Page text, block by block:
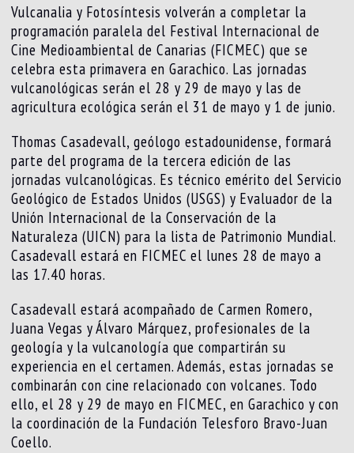
Vulcanalia y Fotosíntesis volverán a completar la
programación paralela del Festival Internacional de
Cine Medioambiental de Canarias (FICMEC) que se
celebra esta primavera en Garachico. Las jornadas
vulcanológicas serán el 28 y 29 de mayo y las de
agricultura ecológica serán el 31 de mayo y 1 de junio.
Thomas Casadevall, geólogo estadounidense, formará
parte del programa de la tercera edición de las
jornadas vulcanológicas. Es técnico emérito del Servicio
Geológico de Estados Unidos (USGS) y Evaluador de la
Unión Internacional de la Conservación de la
Naturaleza (UICN) para la lista de Patrimonio Mundial.
Casadevall estará en FICMEC el lunes 28 de mayo a
las 17.40 horas.
Casadevall estará acompañado de Carmen Romero,
Juana Vegas y Álvaro Márquez, profesionales de la
geología y la vulcanología que compartirán su
experiencia en el certamen. Además, estas jornadas se
combinarán con cine relacionado con volcanes. Todo
ello, el 28 y 29 de mayo en FICMEC, en Garachico y con
la coordinación de la Fundación Telesforo Bravo-Juan
Coello.